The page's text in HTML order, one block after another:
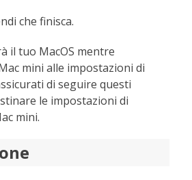
che finisca.
il tuo MacOS mentre
mini alle impostazioni di
di seguire questi
le impostazioni di
mini.